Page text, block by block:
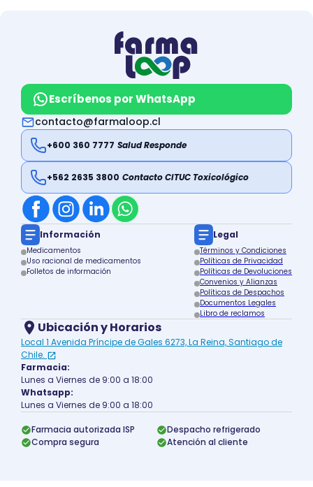
Escríbenos por WhatsApp
contacto@farmaloop.cl
+600 360 7777 Salud Responde
+562 2635 3800 Contacto CITUC Toxicológico
Información
Medicamentos
Uso racional de medicamentos
Folletos de información
Legal
Términos y Condiciones
Políticas de Privacidad
Políticas de Devoluciones
Convenios y Alianzas
Políticas de Despachos
Documentos Legales
Libro de reclamos
Ubicación y Horarios
Local 1 Avenida Príncipe de Gales 6273, La Reina, Santiago de
Chile.
Farmacia:
Lunes a Viernes de 9:00 a 18:00
Whatsapp:
Lunes a Viernes de 9:00 a 18:00
Farmacia autorizada ISP
Despacho refrigerado
Compra segura
Atención al cliente